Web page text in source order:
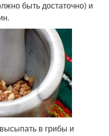
быть достаточно) и
в грибы и